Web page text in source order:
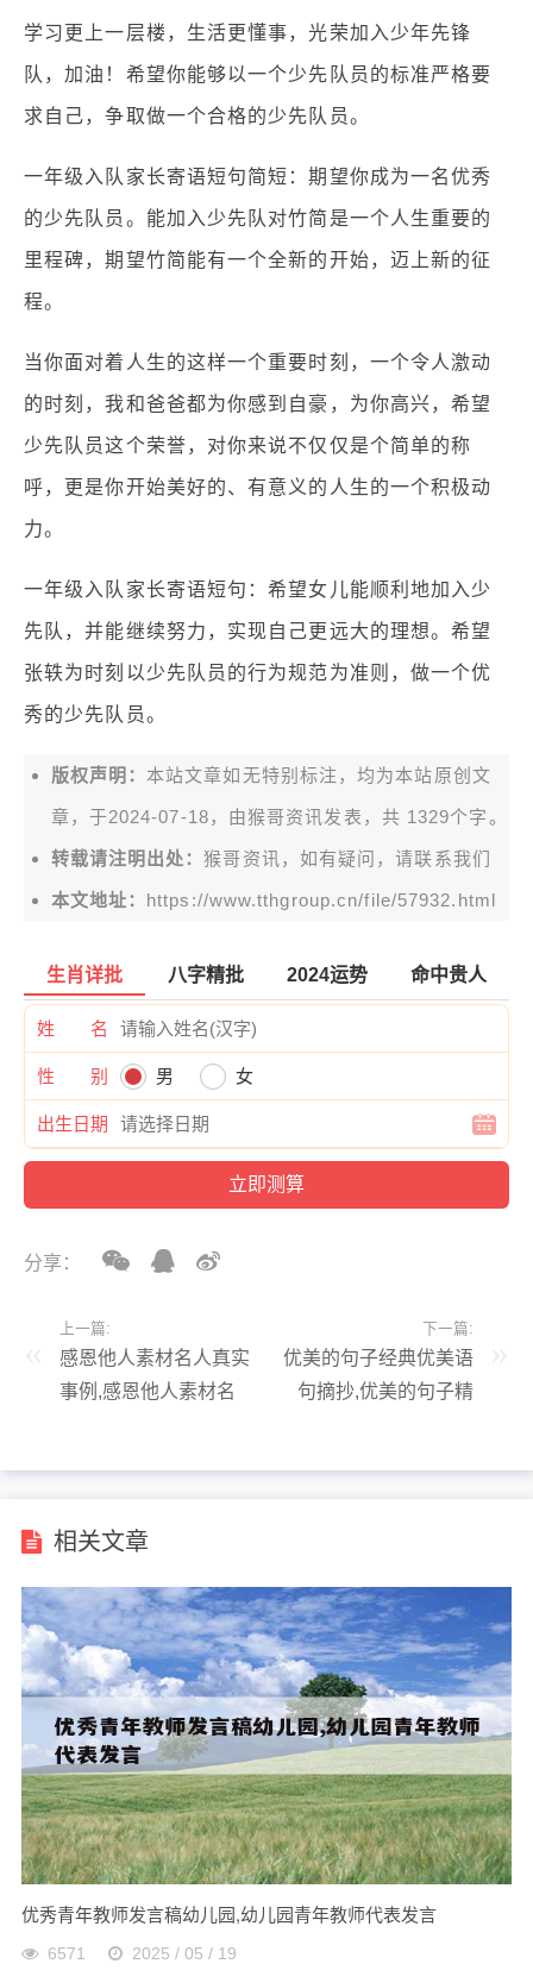
学习更上一层楼，生活更懂事，光荣加入少年先锋
队，加油！希望你能够以一个少先队员的标准严格要
求自己，争取做一个合格的少先队员。
一年级入队家长寄语短句简短：期望你成为一名优秀
的少先队员。能加入少先队对竹简是一个人生重要的
里程碑，期望竹简能有一个全新的开始，迈上新的征
程。
当你面对着人生的这样一个重要时刻，一个令人激动
的时刻，我和爸爸都为你感到自豪，为你高兴，希望
少先队员这个荣誉，对你来说不仅仅是个简单的称
呼，更是你开始美好的、有意义的人生的一个积极动
力。
一年级入队家长寄语短句：希望女儿能顺利地加入少
先队，并能继续努力，实现自己更远大的理想。希望
张轶为时刻以少先队员的行为规范为准则，做一个优
秀的少先队员。
版权声明： 本站文章如无特别标注，均为本站原创文
章，于2024-07-18，由猴哥资讯 发表，共 1329个字。
转载请注明出处：猴哥资讯，如有疑问，请联系我们
本文地址： https://www.tthgroup.cn/file/57932.html
生肖详批 八字精批 2024运势 命中贵人
姓 名
性 别 男 女
出生日期
分享：
上一篇:
感恩他人素材名人真实
事例,感恩他人素材名
下一篇:
优美的句子经典优美语
句摘抄,优美的句子精
相关文章
优秀青年教师发言稿幼儿园,幼儿园青年教师代表发言
6571 2025 / 05 / 19